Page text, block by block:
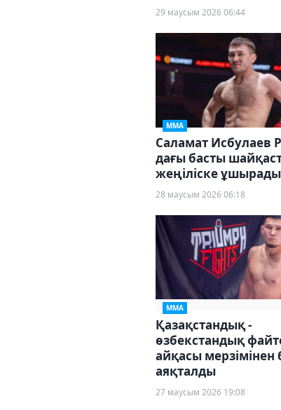
29 маусым 2026 06:44
ММА
Саламат Исбулаев
дағы басты
жеңіліске ұшырады
28 маусым 2026 06:18
ММА
Қазақстандық -
өзбекстандық
айқасы мерзімінен
аяқталды
27 маусым 2026 19:08